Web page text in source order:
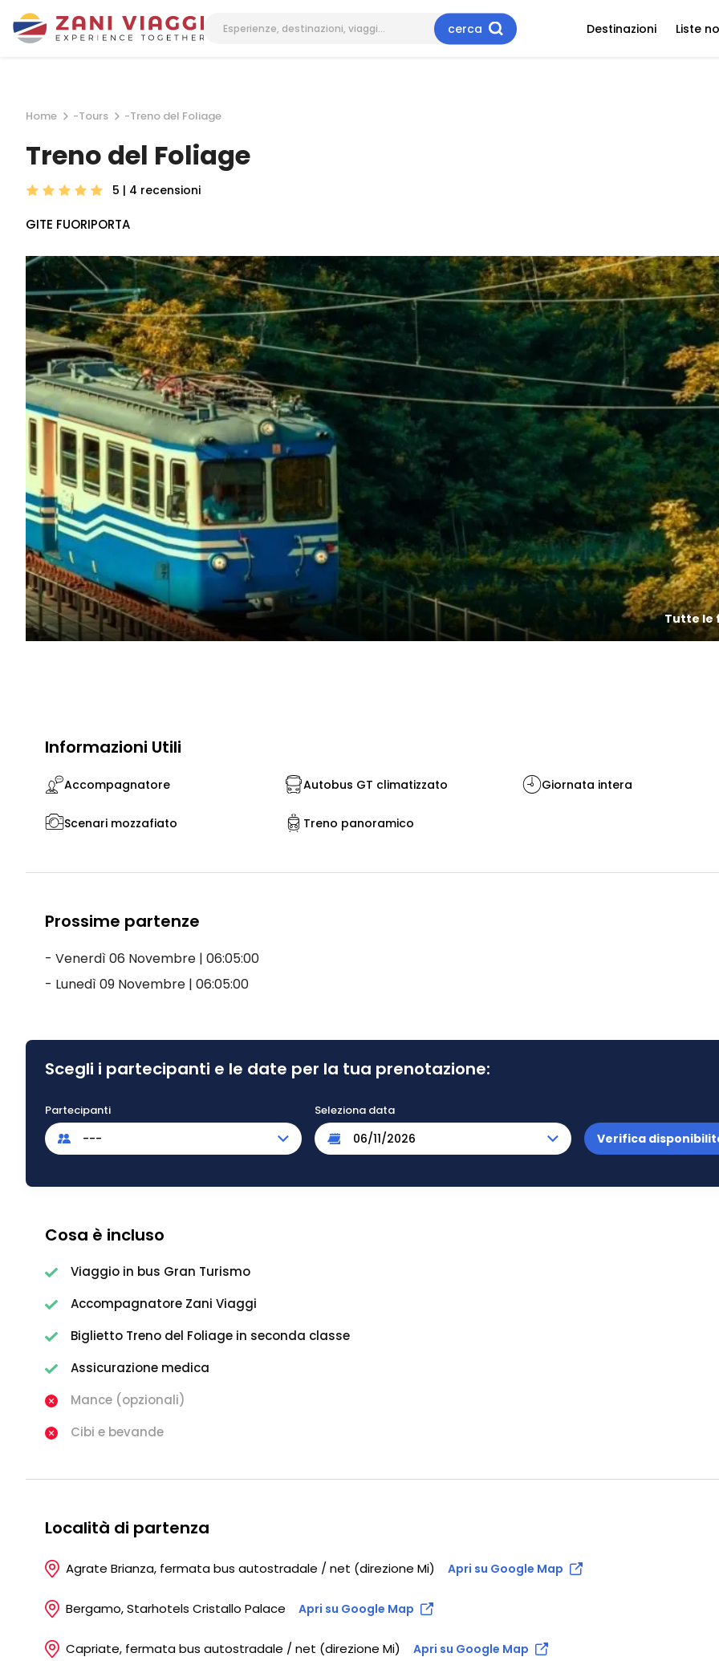
cerca Destinazioni Liste
Home -Tours -Treno del Foliage
Treno del Foliage
5 | 4 recensioni
GITE FUORIPORTA
Tutte le
Informazioni Utili
Accompagnatore Autobus GT climatizzato Giornata intera
Scenari mozzafiato Treno panoramico
Prossime partenze
- Venerdì 06 Novembre | 06:05:00
- Lunedì 09 Novembre | 06:05:00
Scegli i partecipanti e le date per la tua prenotazione:
Partecipanti
---
Seleziona data
Verifica
Cosa è incluso
Viaggio in bus Gran Turismo
Accompagnatore Zani Viaggi
Biglietto Treno del Foliage in seconda classe
Assicurazione medica
Mance (opzionali)
Cibi e bevande
Località di partenza
Agrate Brianza, fermata bus autostradale / net (direzione Mi) Apri su Google Map
Bergamo, Starhotels Cristallo Palace Apri su Google Map
Capriate, fermata bus autostradale / net (direzione Mi) Apri su Google Map